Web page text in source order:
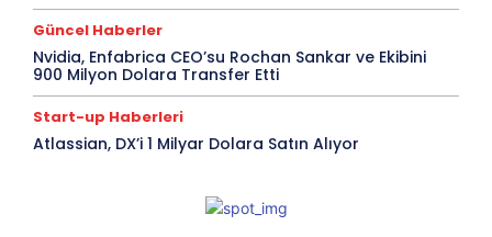
Güncel Haberler
Nvidia, Enfabrica CEO’su Rochan Sankar ve Ekibini
900 Milyon Dolara Transfer Etti
Start-up Haberleri
Atlassian, DX’i 1 Milyar Dolara Satın Alıyor